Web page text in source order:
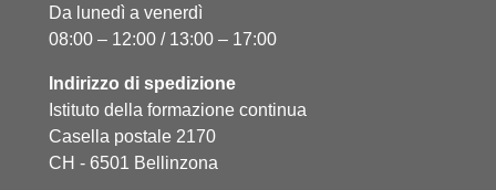
Da lunedì a venerdì
08:00 – 12:00 / 13:00 – 17:00
Indirizzo di spedizione
Istituto della formazione continua
Casella postale 2170
CH - 6501 Bellinzona